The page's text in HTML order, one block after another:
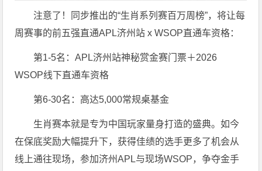
注意了！同步推出的“生肖系列赛百万周榜”，将让每
周赛事的前五强直通APL济州站 x WSOP直通车资格：
第1-5名：APL济州站神秘赏金赛门票＋2026
WSOP线下直通车资格
第6-30名：高达5,000常规桌基金
生肖赛本就是专为中国玩家量身打造的盛典。如今
在保底奖励大幅提升下，获得佳绩的选手更多了机会从
线上通往现场，参加济州APL与现场WSOP，争夺金手